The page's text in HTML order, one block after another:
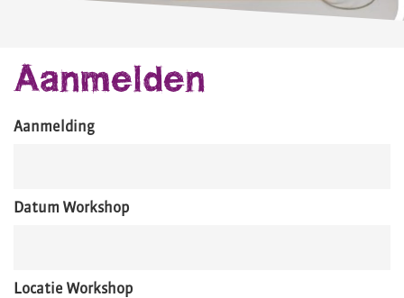
Aanmelden
Aanmelding
Datum Workshop
Locatie Workshop